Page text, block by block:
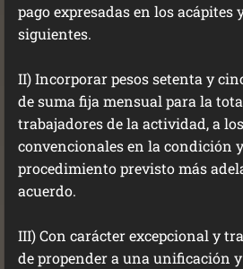
pago expresadas en los acápites
siguientes.
II) Incorporar pesos setenta y
de suma fija mensual para la
trabajadores de la actividad, a
convencionales en la condición
procedimiento previsto más
acuerdo.
III) Con carácter excepcional y
de propender a una unificación